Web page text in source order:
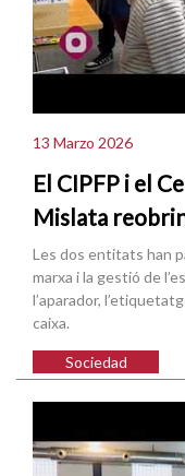
13 Marzo 2026
El CIPFP i el
Mislata
Les dos entitats han
marxa i la gestió de
l’aparador,
caixa.
Sociedad